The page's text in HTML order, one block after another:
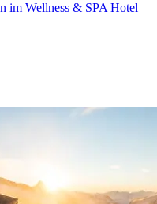
im Wellness & SPA Hotel